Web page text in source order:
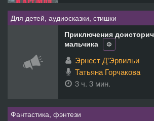
Для детей, аудиосказки, стишки
Приключения
мальчика
Ф
Эрнест Д'Эрвильи
Татьяна Горчакова
3 ч. 3 мин.
Фантастика, фэнтези